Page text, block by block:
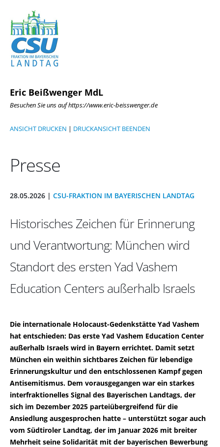
Eric Beißwenger MdL
Besuchen Sie uns auf https://www.eric-beisswenger.de
ANSICHT DRUCKEN | DRUCKANSICHT BEENDEN
Presse
28.05.2026 | CSU-FRAKTION IM BAYERISCHEN LANDTAG
Historisches Zeichen für Erinnerung
und Verantwortung: München wird
Standort des ersten Yad Vashem
Education Centers außerhalb Israels
Die internationale Holocaust-Gedenkstätte Yad Vashem
hat entschieden: Das erste Yad Vashem Education Center
außerhalb Israels wird in Bayern errichtet. Damit setzt
München ein weithin sichtbares Zeichen für lebendige
Erinnerungskultur und den entschlossenen Kampf gegen
Antisemitismus. Dem vorausgegangen war ein starkes
interfraktionelles Signal des Bayerischen Landtags, der
sich im Dezember 2025 parteiübergreifend für die
Ansiedlung ausgesprochen hatte – unterstützt sogar auch
vom Südtiroler Landtag, der im Januar 2026 mit breiter
Mehrheit seine Solidarität mit der bayerischen Bewerbung